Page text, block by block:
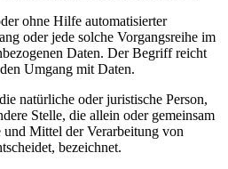
ohne Hilfe automatisierter
oder jede solche Vorgangsreihe im
Daten. Der Begriff reicht
Umgang mit Daten.
natürliche oder juristische Person,
Stelle, die allein oder gemeinsam
Mittel der Verarbeitung von
bezeichnet.